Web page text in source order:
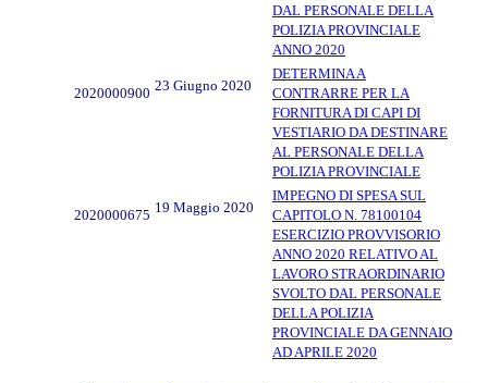
DAL PERSONALE DELLA
POLIZIA PROVINCIALE
ANNO 2020
2020000900 23 Giugno 2020
DETERMINA A
CONTRARRE PER LA
FORNITURA DI CAPI DI
VESTIARIO DA DESTINARE
AL PERSONALE DELLA
POLIZIA PROVINCIALE
2020000675 19 Maggio 2020
IMPEGNO DI SPESA SUL
CAPITOLO N. 78100104
ESERCIZIO PROVVISORIO
ANNO 2020 RELATIVO AL
LAVORO STRAORDINARIO
SVOLTO DAL PERSONALE
DELLA POLIZIA
PROVINCIALE DA GENNAIO
AD APRILE 2020